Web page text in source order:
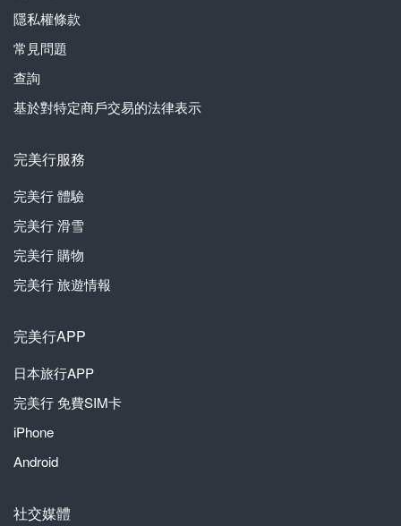
隱私權條款
常見問題
查詢
基於對特定商戶交易的法律表示
完美行服務
完美行體驗
完美行滑雪
完美行購物
完美行旅遊情報
完美行APP
日本旅行APP
完美行免費SIM卡
iPhone
Android
社交媒體